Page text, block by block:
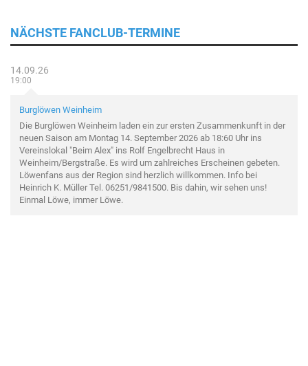
NÄCHSTE FANCLUB-TERMINE
14.09.26
19:00
Burglöwen Weinheim
Die Burglöwen Weinheim laden ein zur ersten Zusammenkunft in der
neuen Saison am Montag 14. September 2026 ab 18:60 Uhr ins
Vereinslokal "Beim Alex" ins Rolf Engelbrecht Haus in
Weinheim/Bergstraße. Es wird um zahlreiches Erscheinen gebeten.
Löwenfans aus der Region sind herzlich willkommen. Info bei
Heinrich K. Müller Tel. 06251/9841500. Bis dahin, wir sehen uns!
Einmal Löwe, immer Löwe.